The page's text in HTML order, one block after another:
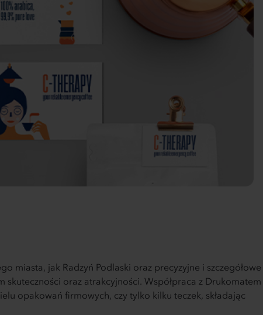
miasta, jak Radzyń Podlaski oraz precyzyjne i szczegółowe
oraz atrakcyjności. Współpraca z Drukomatem
opakowań firmowych, czy tylko kilku teczek, składając